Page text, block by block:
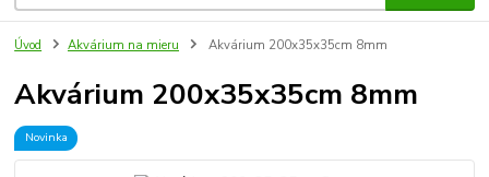
Úvod Akvárium na mieru Akvárium 200x35x35cm 8mm
Akvárium 200x35x35cm 8mm
Novinka